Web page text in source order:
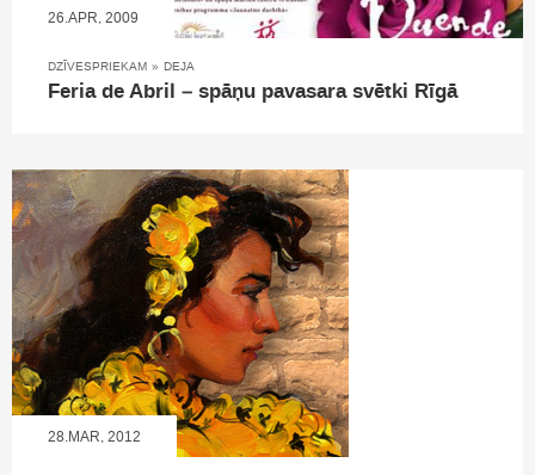
26.APR, 2009
DZĪVESPRIEKAM » DEJA
Feria de Abril – spāņu pavasara svētki Rīgā
28.MAR, 2012